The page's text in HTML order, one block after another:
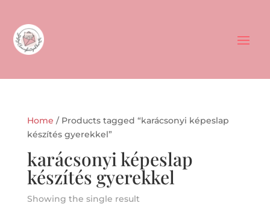
Home / Products tagged “karácsonyi képeslap
készítés gyerekkel”
karácsonyi képeslap
készítés gyerekkel
Showing the single result